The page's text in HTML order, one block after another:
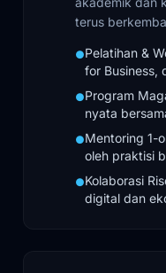
terus
●Pelatihan &
for Business,
●Program
nyata
●Mentoring 1-
oleh praktisi
●Kolaborasi
digital dan